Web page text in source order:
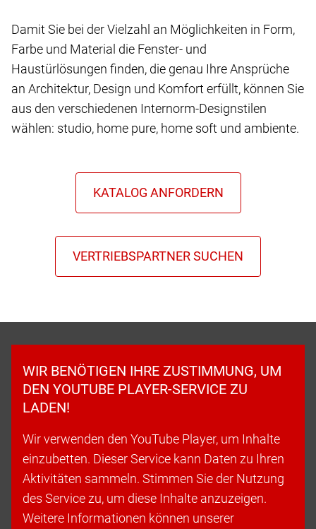
Damit Sie bei der Vielzahl an Möglichkeiten in Form,
Farbe und Material die Fenster- und
Haustürlösungen finden, die genau Ihre Ansprüche
an Architektur, Design und Komfort erfüllt, können Sie
aus den verschiedenen Internorm-Designstilen
wählen: studio, home pure, home soft und ambiente.
WIR BENÖTIGEN IHRE ZUSTIMMUNG, UM
DEN YOUTUBE PLAYER-SERVICE ZU
LADEN!
Wir verwenden den YouTube Player, um Inhalte
einzubetten. Dieser Service kann Daten zu Ihren
Aktivitäten sammeln. Stimmen Sie der Nutzung
des Service zu, um diese Inhalte anzuzeigen.
Weitere Informationen können unserer